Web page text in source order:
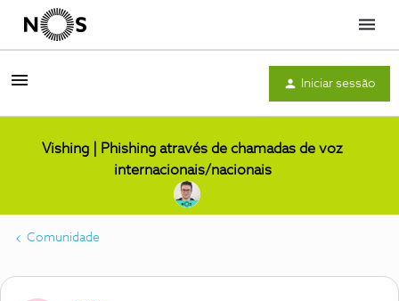
Menu
Iniciar sessão
Vishing | Phishing através de chamadas de voz
internacionais/nacionais
Comunidade